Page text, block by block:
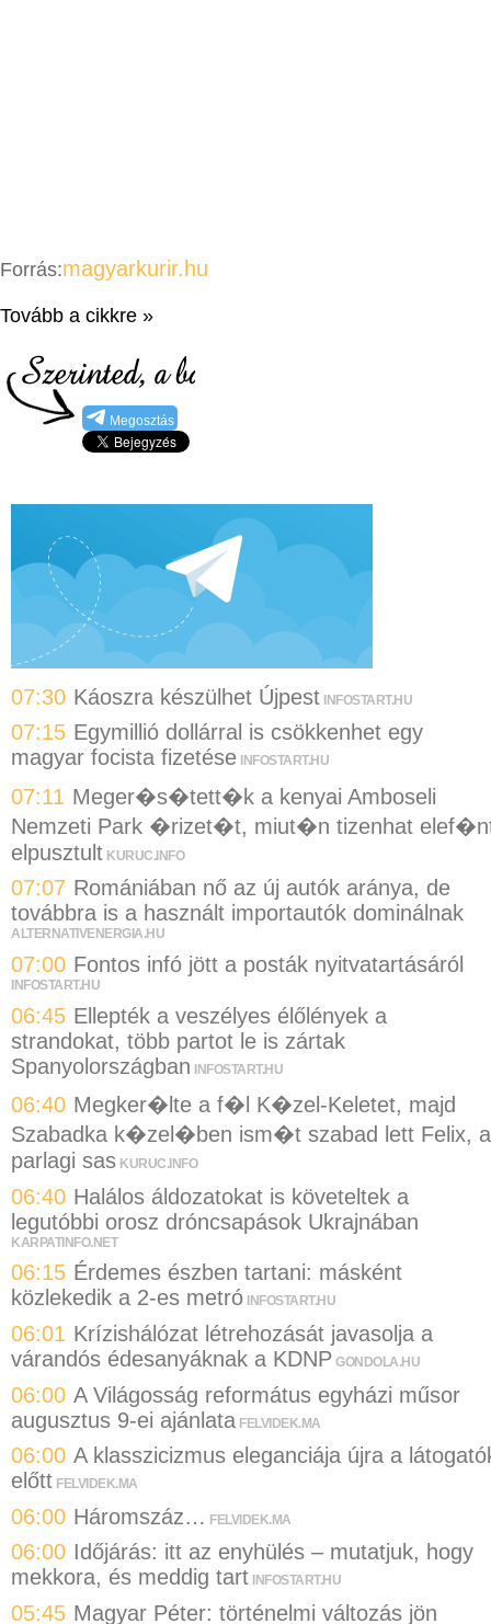
Forrás:magyarkurir.hu
Tovább a cikkre »
Megosztás
07:30 Káoszra készülhet Újpest INFOSTART.HU
07:15 Egymillió dollárral is csökkenhet egy
magyar focista fizetése INFOSTART.HU
07:11 Meger�s�tett�k a kenyai Amboseli
Nemzeti Park �rizet�t, miut�n tizenhat
elpusztult KURUC.INFO
07:07 Romániában nő az új autók aránya, de
továbbra is a használt importautók dominálnak
ALTERNATIVENERGIA.HU
07:00 Fontos infó jött a posták nyitvatartásáról
INFOSTART.HU
06:45 Ellepték a veszélyes élőlények a
strandokat, több partot le is zártak
Spanyolországban INFOSTART.HU
06:40 Megker�lte a f�l K�zel-Keletet, majd
Szabadka k�zel�ben ism�t szabad lett Felix, a
parlagi sas KURUC.INFO
06:40 Halálos áldozatokat is követeltek a
legutóbbi orosz dróncsapások Ukrajnában
KARPATINFO.NET
06:15 Érdemes észben tartani: másként
közlekedik a 2-es metró INFOSTART.HU
06:01 Krízishálózat létrehozását javasolja a
várandós édesanyáknak a KDNP GONDOLA.HU
06:00 A Világosság református egyházi műsor
augusztus 9-ei ajánlata FELVIDEK.MA
06:00 A klasszicizmus eleganciája újra a
előtt FELVIDEK.MA
06:00 Háromszáz… FELVIDEK.MA
06:00 Időjárás: itt az enyhülés – mutatjuk, hogy
mekkora, és meddig tart INFOSTART.HU
05:45 Magyar Péter: történelmi változás jön